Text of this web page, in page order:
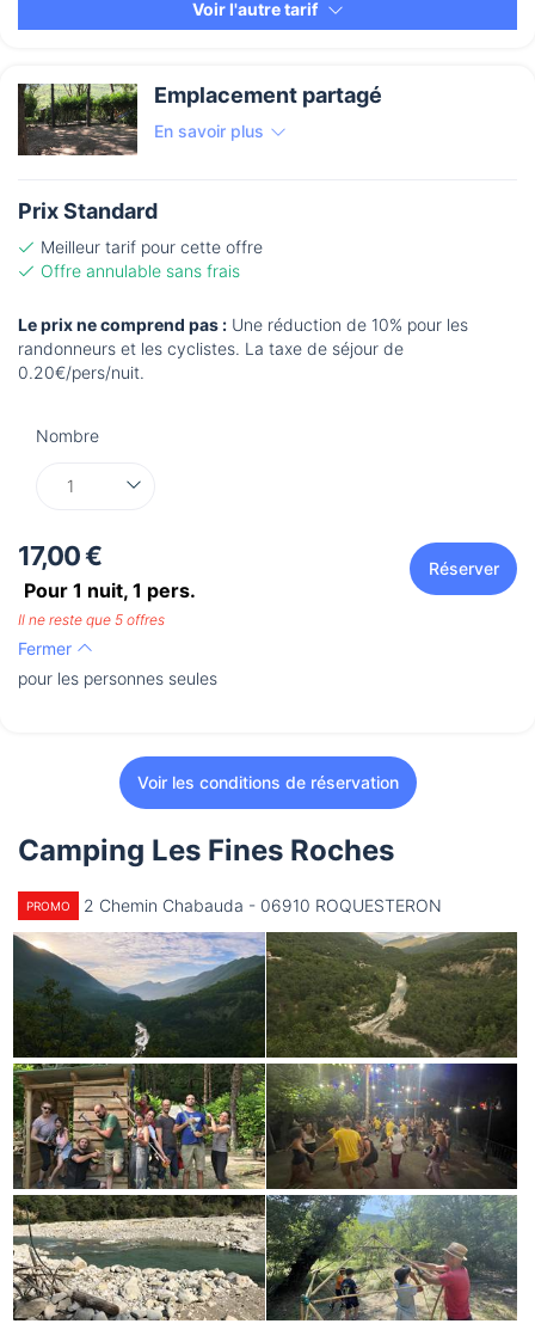
Voir l'autre tarif
Emplacement partagé
En savoir plus
Prix Standard
Meilleur tarif pour cette offre
Offre annulable sans frais
Le prix ne comprend pas : Une réduction de 10% pour les
randonneurs et les cyclistes. La taxe de séjour de
0.20€/pers/nuit.
Nombre
17,00 €
Pour 1 nuit, 1 pers.
Réserver
Il ne reste que 5 offres
Fermer
pour les personnes seules
Voir les conditions de réservation
Camping Les Fines Roches
PROMO 2 Chemin Chabauda - 06910 ROQUESTERON